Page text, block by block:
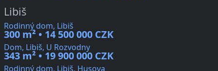
Libiš
Rodinný dom, Libiš
300 m² • 14 500 000 CZK
Dom, Libiš, U Rozvodny
343 m² • 19 900 000 CZK
Rodinný dom, Libiš, Husova